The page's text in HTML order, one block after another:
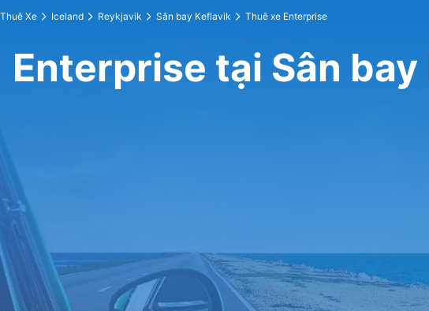
Thuê Xe Iceland Reykjavik Sân bay Keflavik Thuê xe Enterprise
Enterprise tại Sân